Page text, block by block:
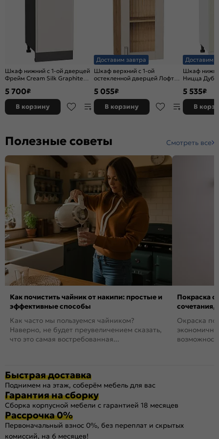
Шкаф нижний с 1-ой дверцей
Фрейм Cream Silk Graphite
5 700₽
В корзину
Доставим завтра
Шкаф верхний с 1-ой
остекленной дверцей Лофт
716*400*320
5 055₽
В корзину
Доставим
Шкаф
Ницца Дуб
5 535₽
В
Полезные советы Смотреть все
Как почистить чайник от накипи: простые и
эффективные способы
Как часто мы пользуемся чайником?
Наверно, не будет преувеличением сказать,
что это самая востребованная...
Покраска
сочетания,
Окраска
Быстрая доставка
Поднимем на этаж, соберём мебель для вас
Гарантия на сборку
Сборка корпусной мебели с гарантией 18 месяцев
Рассрочка 0%
Первоначальный взнос 0%, без переплат и скрытых
комиссий, на 6 месяцев!